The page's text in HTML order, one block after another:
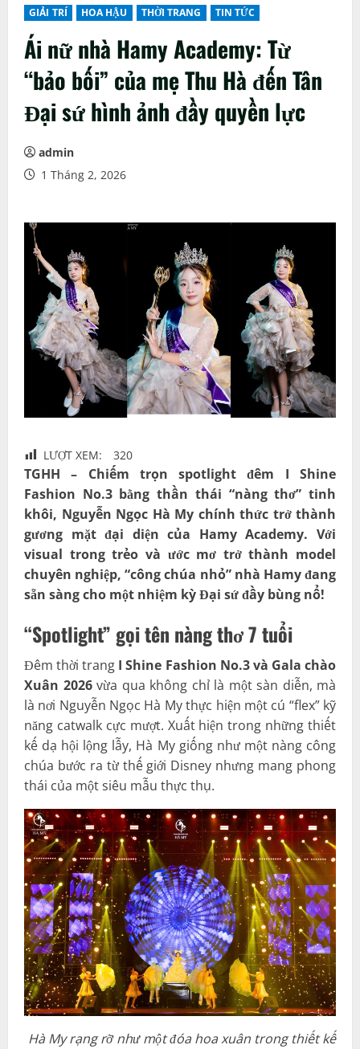
GIẢI TRÍ HOA HẬU THỜI TRANG TIN TỨC
Ái nữ nhà Hamy Academy: Từ
“bảo bối” của mẹ Thu Hà đến Tân
Đại sứ hình ảnh đầy quyền lực
admin
1 Tháng 2, 2026
LƯỢT XEM: 320
TGHH – Chiếm trọn spotlight đêm I Shine
Fashion No.3 bằng thần thái “nàng thơ” tinh
khôi, Nguyễn Ngọc Hà My chính thức trở thành
gương mặt đại diện của Hamy Academy. Với
visual trong trẻo và ước mơ trở thành model
chuyên nghiệp, “công chúa nhỏ” nhà Hamy đang
sẵn sàng cho một nhiệm kỳ Đại sứ đầy bùng nổ!
“Spotlight” gọi tên nàng thơ 7 tuổi
Đêm thời trang I Shine Fashion No.3 và Gala chào
Xuân 2026vừa qua không chỉ là một sàn diễn, mà
là nơi Nguyễn Ngọc Hà My thực hiện một cú “flex” kỹ
năng catwalk cực mượt. Xuất hiện trong những thiết
kế dạ hội lộng lẫy, Hà My giống như một nàng công
chúa bước ra từ thế giới Disney nhưng mang phong
thái của một siêu mẫu thực thụ.
Hà My rạng rỡ như một đóa hoa xuân trong thiết kế